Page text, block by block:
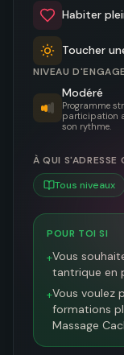
Habiter
Toucher
NIVEAU
Modéré
Programme
participation
son rythme.
À QUI S'ADRESSE
Tous niveaux
POUR TOI SI
+Vous
tantrique en
+Vous voulez
formations
Massage